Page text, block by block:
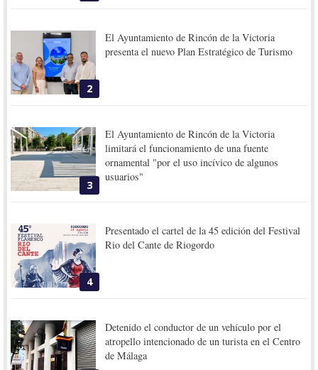
2
El Ayuntamiento de Rincón de la Victoria
presenta el nuevo Plan Estratégico de Turismo
3
El Ayuntamiento de Rincón de la Victoria
limitará el funcionamiento de una fuente
ornamental "por el uso incívico de algunos
usuarios"
4
Presentado el cartel de la 45 edición del Festival
Rio del Cante de Riogordo
Detenido el conductor de un vehículo por el
atropello intencionado de un turista en el Centro
de Málaga